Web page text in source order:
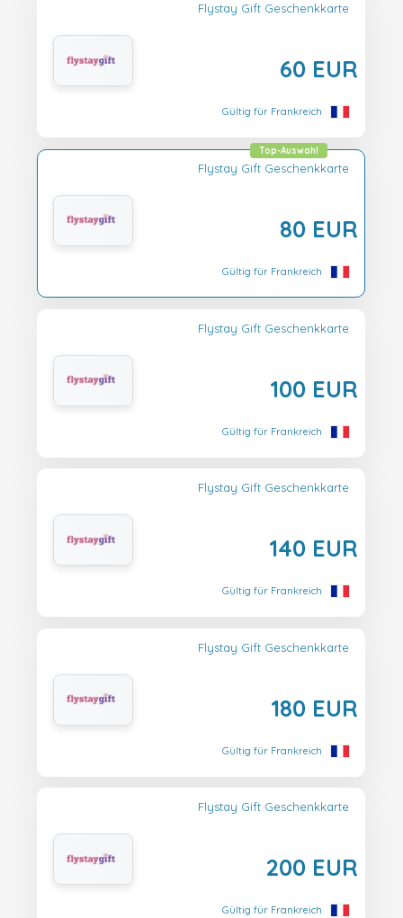
Flystay Gift Geschenkkarte
60 EUR
Gültig für Frankreich
Flystay Gift Geschenkkarte
80 EUR
Top-Auswahl
Gültig für Frankreich
Flystay Gift Geschenkkarte
100 EUR
Gültig für Frankreich
Flystay Gift Geschenkkarte
140 EUR
Gültig für Frankreich
Flystay Gift Geschenkkarte
180 EUR
Gültig für Frankreich
Flystay Gift Geschenkkarte
200 EUR
Gültig für Frankreich